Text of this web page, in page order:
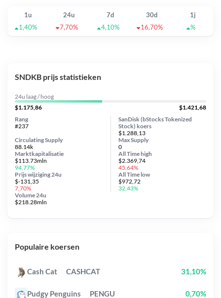
1u 24u 7d 30d
1j
1,40%
7,70% 4,10% 16,70% %
SNDKB prijs statistieken
24u laag / hoog
$1.175,86
$1.421,68
SanDisk (bStocks Tokenized
Stock) koers
$1.288,13
Circulating Supply
88.14k
Prijs wijziging 24u
$-131,35
7,70%
Max Supply
0
Marktkapitalisatie
$113.73mln
94,77%
Volume 24u
$218.28mln
Rang
#237
All Timehigh
$2.369,74
45,64%
All Time low
$972,72
32,43%
Populaire koersen
Cash Cat CASHCAT 31,10%
Pudgy Penguins PENGU 0,70%